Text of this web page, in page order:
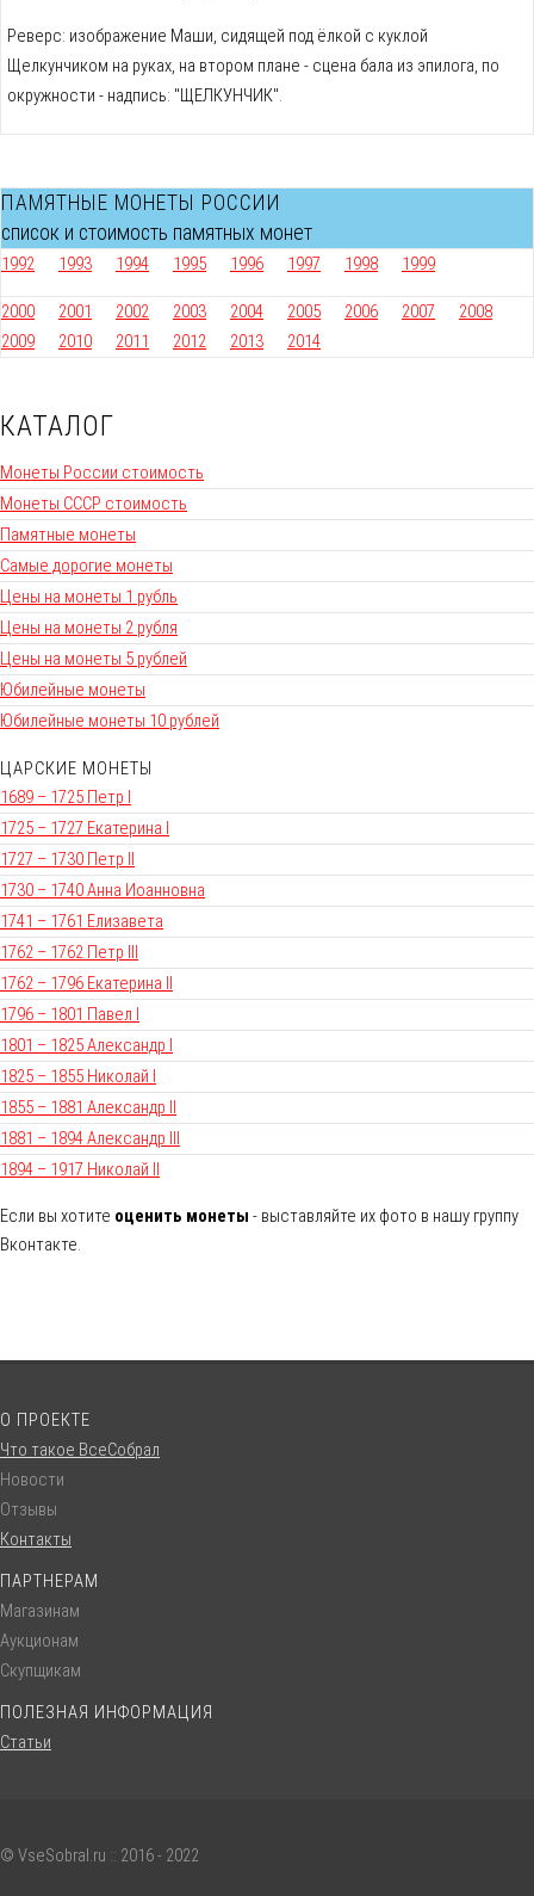
Реверс: изображение Маши, сидящей под ёлкой с куклой
Щелкунчиком на руках, на втором плане - сцена бала из эпилога, по
окружности - надпись: "ЩЕЛКУНЧИК".
ПАМЯТНЫЕ МОНЕТЫ РОССИИ
список и стоимость памятных монет
1992 1993 1994 1995 1996 1997 1998 1999
2000 2001 2002 2003 2004 2005 2006 2007
2008
2009
2010 2011 2012 2013 2014
КАТАЛОГ
Монеты России стоимость
Монеты СССР стоимость
Памятные монеты
Самые дорогие монеты
Цены на монеты 1 рубль
Цены на монеты 2 рубля
Цены на монеты 5 рублей
Юбилейные монеты
Юбилейные монеты 10 рублей
ЦАРСКИЕ МОНЕТЫ
1689 – 1725 Петр I
1725 – 1727 Екатерина I
1727 – 1730 Петр II
1730 – 1740 Анна Иоанновна
1741 – 1761 Елизавета
1762 – 1762 Петр III
1762 – 1796 Екатерина II
1796 – 1801 Павел I
1801 – 1825 Александр I
1825 – 1855 Николай I
1855 – 1881 Александр II
1881 – 1894 Александр III
1894 – 1917 Николай II
Если вы хотите оценить монеты - выставляйте их фото в нашу группу
Вконтакте.
О ПРОЕКТЕ
Что такое ВсеСобрал
Новости
Отзывы
Контакты
ПАРТНЕРАМ
Магазинам
Аукционам
Скупщикам
ПОЛЕЗНАЯ ИНФОРМАЦИЯ
Статьи
© VseSobral.ru :: 2016 - 2022